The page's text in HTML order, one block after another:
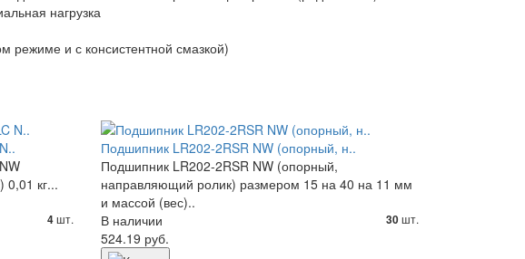
нагрузка
режиме и с консистентной смазкой)
кг...
4шт.
Подшипник LR202-2RSR NW (опорный, н..
Подшипник LR202-2RSR NW (опорный,
направляющий ролик) размером 15 на 40 на 11 мм
и массой (вес)..
В наличии
30шт.
524.19 руб.